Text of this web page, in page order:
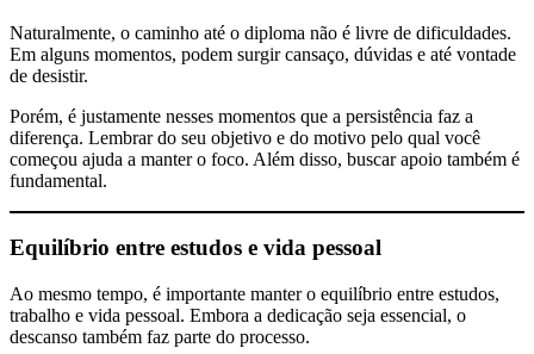
Naturalmente, o caminho até o diploma não é livre de dificuldades.
Em alguns momentos, podem surgir cansaço, dúvidas e até vontade
de desistir.
Porém, é justamente nesses momentos que a persistência faz a
diferença. Lembrar do seu objetivo e do motivo pelo qual você
começou ajuda a manter o foco. Além disso, buscar apoio também é
fundamental.
Equilíbrio entre estudos e vida pessoal
Ao mesmo tempo, é importante manter o equilíbrio entre estudos,
trabalho e vida pessoal. Embora a dedicação seja essencial, o
descanso também faz parte do processo.